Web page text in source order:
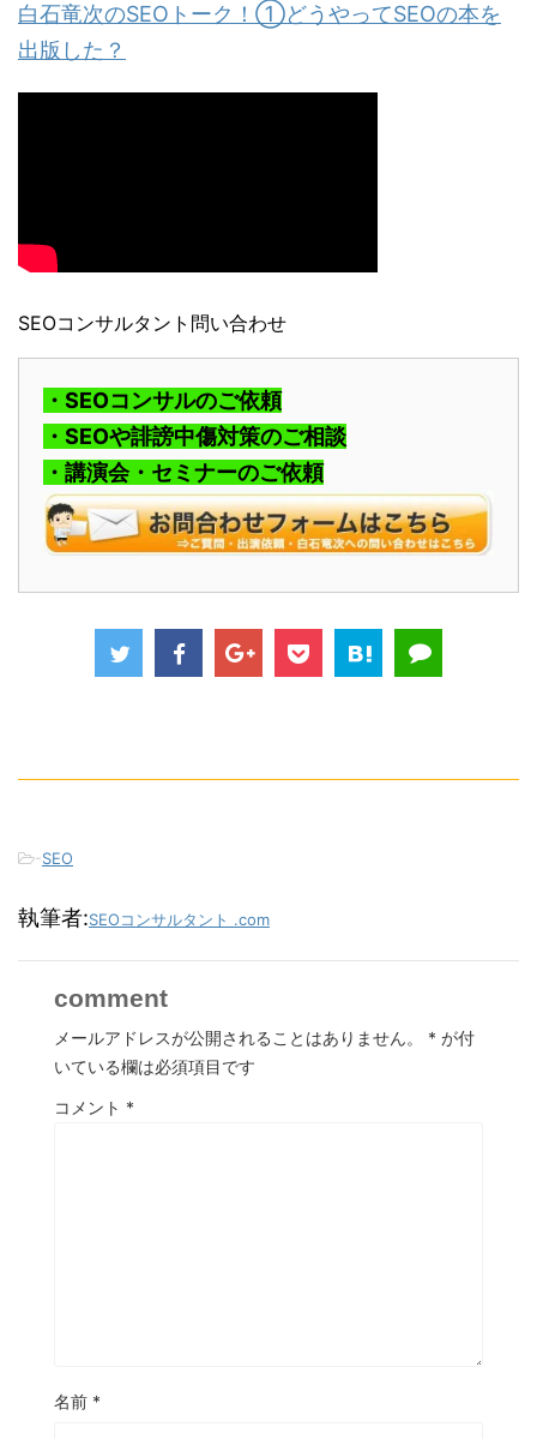
白石竜次のSEOトーク！①どうやってSEOの本を
出版した？
SEOコンサルタント問い合わせ
・SEOコンサルのご依頼
・SEOや誹謗中傷対策のご相談
・講演会・セミナーのご依頼
-SEO
執筆者:SEOコンサルタント .com
comment
メールアドレスが公開されることはありません。 * が付
いている欄は必須項目です
コメント *
名前 *